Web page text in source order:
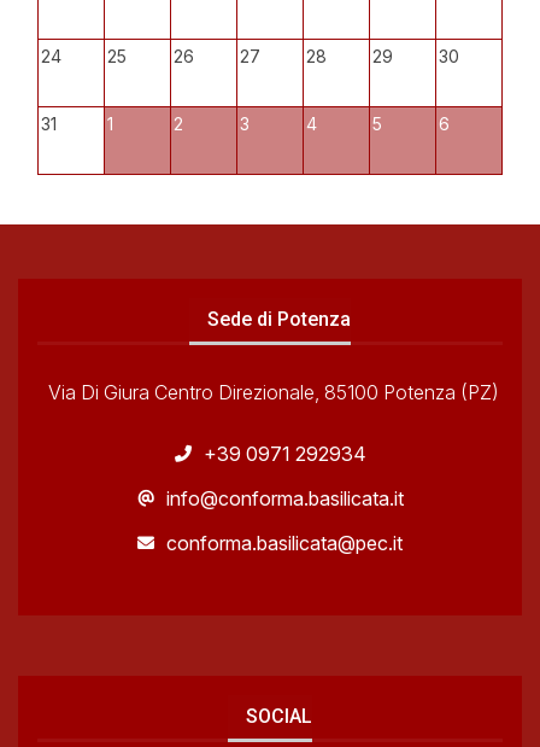
24 25 26 27 28 29 30
31 1 2 3 4 5 6
Sede di Potenza
Via Di Giura Centro Direzionale, 85100 Potenza (PZ)
+39 0971 292934
info@conforma.basilicata.it
conforma.basilicata@pec.it
SOCIAL